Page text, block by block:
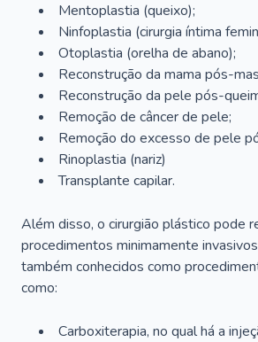
Mentoplastia (queixo);
Ninfoplastia (cirurgia íntima
Otoplastia (orelha de abano);
Reconstrução da mama pós-
Reconstrução da pele pós-
Remoção de câncer de pele;
Remoção do excesso de pele
Rinoplastia (nariz)
Transplante capilar.
Além disso, o cirurgião plástico pode
procedimentos minimamente
também conhecidos como
como:
Carboxiterapia, no qual há a